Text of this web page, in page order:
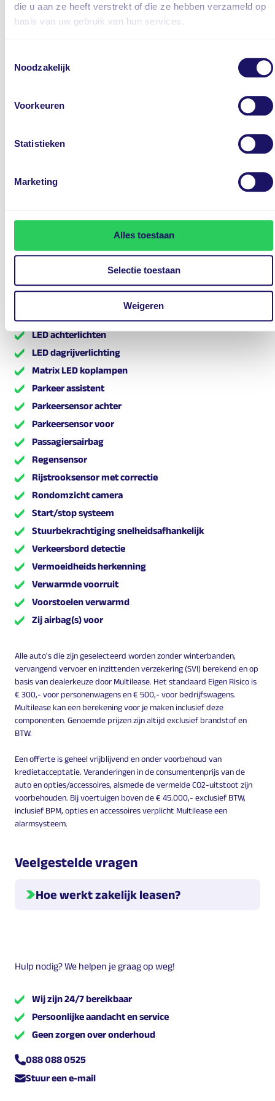
die u aan ze heeft verstrekt of die ze hebben verzameld op
basis van uw gebruik van hun services.
Noodzakelijk
Voorkeuren
Statistieken
Marketing
Alles toestaan
Selectie toestaan
Weigeren
Elektrisch verstelb. bestuurdersstoel met geheugen
Elektrische ramen achter
Elektronisch Stabiliteits Programma
LED achterlichten
LED dagrijverlichting
Matrix LED koplampen
Parkeer assistent
Parkeersensor achter
Parkeersensor voor
Passagiersairbag
Regensensor
Rijstrooksensor met correctie
Rondomzicht camera
Start/stop systeem
Stuurbekrachtiging snelheidsafhankelijk
Verkeersbord detectie
Vermoeidheids herkenning
Verwarmde voorruit
Voorstoelen verwarmd
Zij airbag(s) voor
Alle auto's die zijn geselecteerd worden zonder winterbanden,
vervangend vervoer en inzittenden verzekering (SVI) berekend en op
basis van dealerkeuze door Multilease. Het standaard Eigen Risico is
€ 300,- voor personenwagens en € 500,- voor bedrijfswagens.
Multilease kan een berekening voor je maken inclusief deze
componenten. Genoemde prijzen zijn altijd exclusief brandstof en
BTW.
Een offerte is geheel vrijblijvend en onder voorbehoud van
kredietacceptatie. Veranderingen in de consumentenprijs van de
auto en opties/accessoires, alsmede de vermelde CO2-uitstoot zijn
voorbehouden. Bij voertuigen boven de € 45.000,- exclusief BTW,
inclusief BPM, opties en accessoires verplicht Multilease een
alarmsysteem.
Veelgestelde vragen
Hoe werkt zakelijk leasen?
Welke leasevormen zijn er?
Wat zijn de kosten?
De kosten voor leasen zijn een maandelijks bedrag dat
totale kosten zijn inclusief onderhoud etc., maar
Hulp nodig? We helpen je graag op weg!
Wij zijn 24/7 bereikbaar
Persoonlijke aandacht en service
Geen zorgen over onderhoud
088 088 0525
Stuur een e-mail